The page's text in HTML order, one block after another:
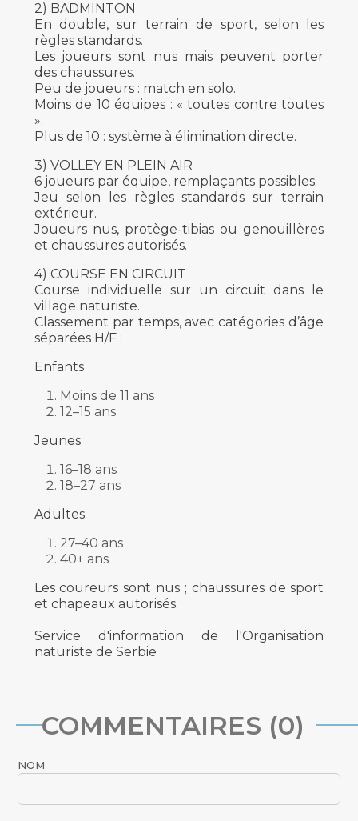
2) BADMINTON
En double, sur terrain de sport, selon les
règles standards.
Les joueurs sont nus mais peuvent porter
des chaussures.
Peu de joueurs : match en solo.
Moins de 10 équipes : « toutes contre toutes
».
Plus de 10 : système à élimination directe.
3) VOLLEY EN PLEIN AIR
6 joueurs par équipe, remplaçants possibles.
Jeu selon les règles standards sur terrain
extérieur.
Joueurs nus, protège-tibias ou genouillères
et chaussures autorisés.
4) COURSE EN CIRCUIT
Course individuelle sur un circuit dans le
village naturiste.
Classement par temps, avec catégories d’âge
séparées H/F :
Enfants
Moins de 11 ans
12–15 ans
Jeunes
16–18 ans
18–27 ans
Adultes
27–40 ans
40+ ans
Les coureurs sont nus ; chaussures de sport
et chapeaux autorisés.
Service d'information de l'Organisation
naturiste de Serbie
COMMENTAIRES (0)
NOM